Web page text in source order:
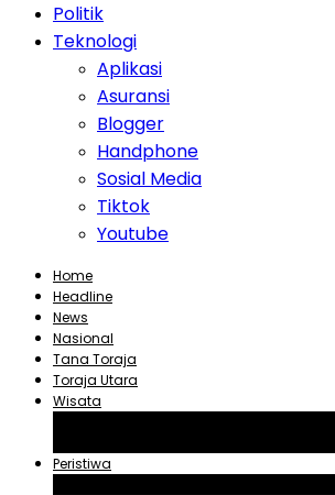
Politik
Teknologi
Aplikasi
Asuransi
Blogger
Handphone
Sosial Media
Tiktok
Youtube
Home
Headline
News
Nasional
Tana Toraja
Toraja Utara
Wisata
Peristiwa